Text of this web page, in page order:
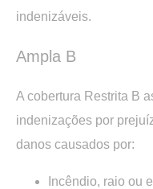
indenizáveis.
Ampla B
A cobertura Restrita B
indenizações por
danos causados por:
Incêndio, raio ou